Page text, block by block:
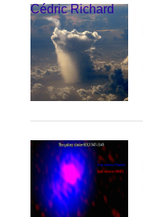
Cédric Richard